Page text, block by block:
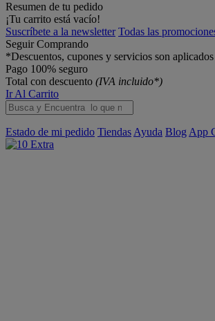
Resumen de tu pedido
¡Tu carrito está vacío!
Suscríbete a la newsletter Todas las
Seguir Comprando
*Descuentos, cupones y servicios son
Pago 100% seguro
Total con descuento (IVA incluido*)
Ir Al Carrito
Estado de mi pedido Tiendas Ayuda Blog App